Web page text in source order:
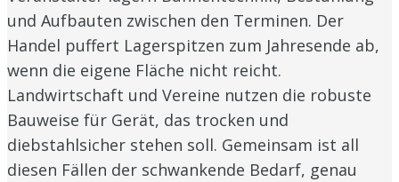
und Aufbauten zwischen den Terminen. Der
Handel puffert Lagerspitzen zum Jahresende ab,
wenn die eigene Fläche nicht reicht.
Landwirtschaft und Vereine nutzen die robuste
Bauweise für Gerät, das trocken und
diebstahlsicher stehen soll. Gemeinsam ist all
diesen Fällen der schwankende Bedarf, genau